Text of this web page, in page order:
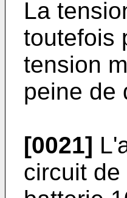
La
toutefois
tension
peine de
[0021]
circuit